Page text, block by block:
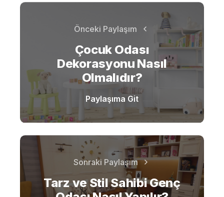
Önceki Paylaşım
Çocuk Odası
Dekorasyonu Nasıl
Olmalıdır?
Paylaşıma Git
Sonraki Paylaşım
Tarz ve Stil Sahibi Genç